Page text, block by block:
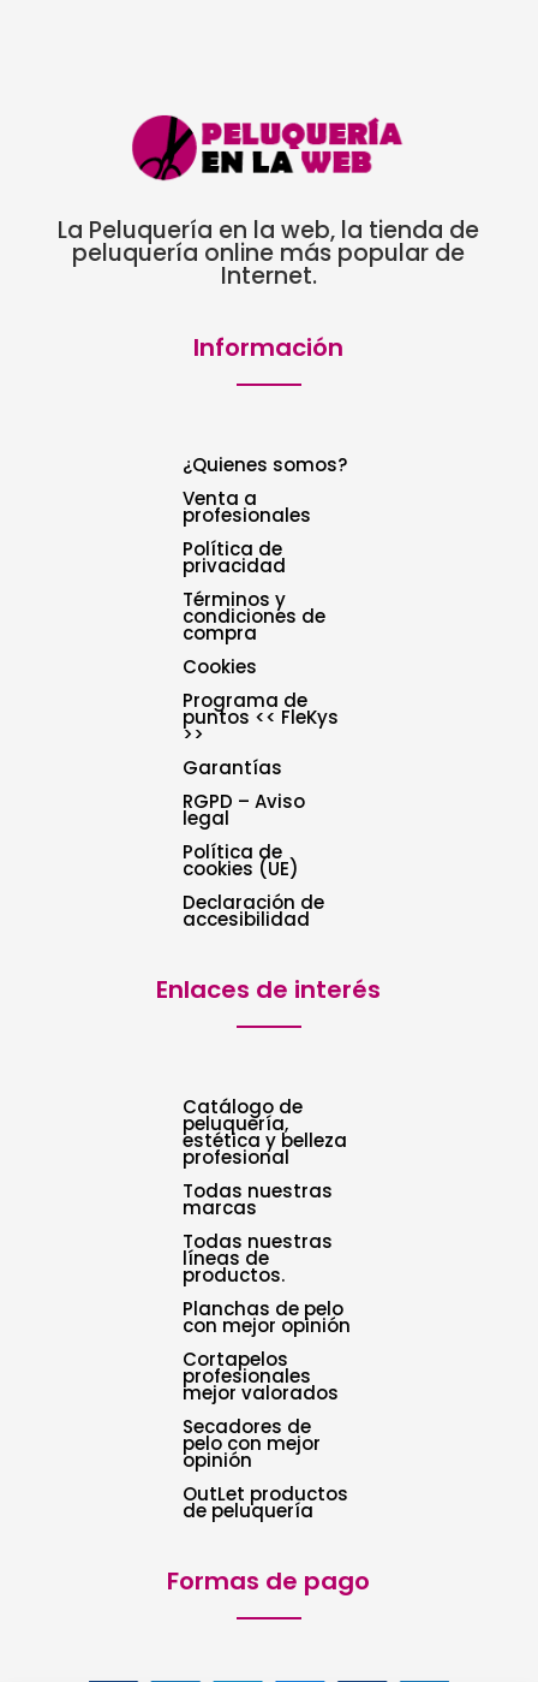
La Peluquería en la web, la tienda de
peluquería online más popular de
Internet.
Información
¿Quienes somos?
Venta a
profesionales
Política de
privacidad
Términos y
condiciones de
compra
Cookies
Programa de
puntos << FleKys
>>
Garantías
RGPD – Aviso
legal
Política de
cookies (UE)
Declaración de
accesibilidad
Enlaces de interés
Catálogo de
peluquería,
estética y belleza
profesional
Todas nuestras
marcas
Todas nuestras
líneas de
productos.
Planchas de pelo
con mejor opinión
Cortapelos
profesionales
mejor valorados
Secadores de
pelo con mejor
opinión
OutLet productos
de peluquería
Formas de pago